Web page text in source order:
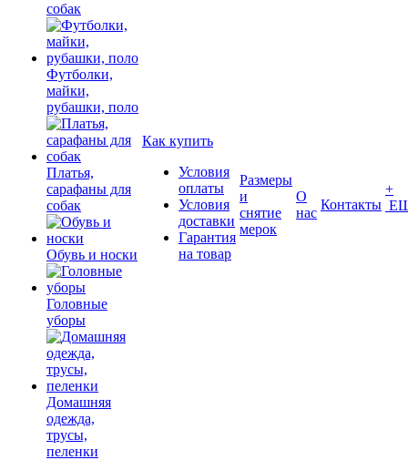
собак
Футболки,
майки,
рубашки, поло
Платья,
сарафаны для
собак
Обувь и носки
Головные
уборы
Домашняя
одежда,
трусы,
пеленки
Как купить
Условия
оплаты
Условия
доставки
Гарантия
на товар
Размеры
и
снятие
мерок
О
нас
Контакты
+